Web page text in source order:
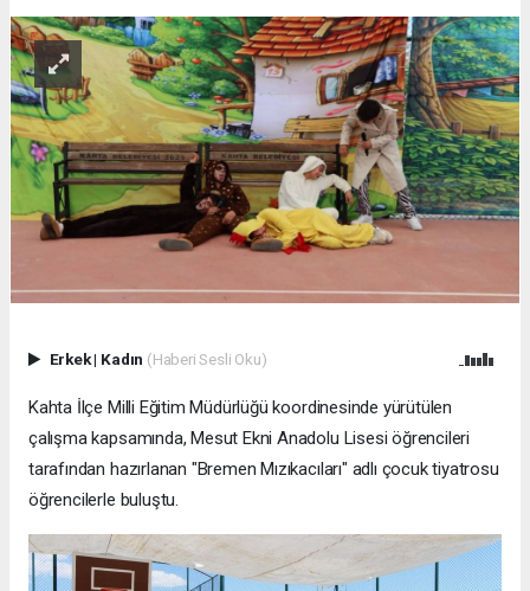
Erkek| Kadın (Haberi Sesli Oku)
Kahta İlçe Milli Eğitim Müdürlüğü koordinesinde yürütülen
çalışma kapsamında, Mesut Ekni Anadolu Lisesi öğrencileri
tarafından hazırlanan "Bremen Mızıkacıları" adlı çocuk tiyatrosu
öğrencilerle buluştu.